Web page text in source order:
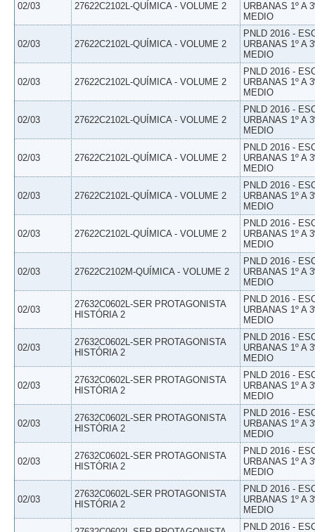
02/03 27622C2102L-QUÍMICA - VOLUME 2
URBANAS 1º A
MEDIO
02/03 27622C2102L-QUÍMICA - VOLUME 2
PNLD 2016 -
URBANAS 1º A
MEDIO
02/03 27622C2102L-QUÍMICA - VOLUME 2
PNLD 2016 -
URBANAS 1º A
MEDIO
02/03 27622C2102L-QUÍMICA - VOLUME 2
PNLD 2016 -
URBANAS 1º A
MEDIO
02/03 27622C2102L-QUÍMICA - VOLUME 2
PNLD 2016 -
URBANAS 1º A
MEDIO
02/03 27622C2102L-QUÍMICA - VOLUME 2
PNLD 2016 -
URBANAS 1º A
MEDIO
02/03 27622C2102L-QUÍMICA - VOLUME 2
PNLD 2016 -
URBANAS 1º A
MEDIO
02/03 27622C2102M-QUÍMICA - VOLUME 2
PNLD 2016 -
URBANAS 1º A
MEDIO
02/03
27632C0602L-SER PROTAGONISTA
HISTÓRIA 2
PNLD 2016 -
URBANAS 1º A
MEDIO
02/03
27632C0602L-SER PROTAGONISTA
HISTÓRIA 2
PNLD 2016 -
URBANAS 1º A
MEDIO
02/03
27632C0602L-SER PROTAGONISTA
HISTÓRIA 2
PNLD 2016 -
URBANAS 1º A
MEDIO
02/03
27632C0602L-SER PROTAGONISTA
HISTÓRIA 2
PNLD 2016 -
URBANAS 1º A
MEDIO
02/03
27632C0602L-SER PROTAGONISTA
HISTÓRIA 2
PNLD 2016 -
URBANAS 1º A
MEDIO
02/03
27632C0602L-SER PROTAGONISTA
HISTÓRIA 2
PNLD 2016 -
URBANAS 1º A
MEDIO
PNLD 2016 -